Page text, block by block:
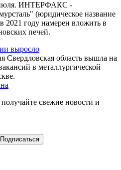
июля. ИНТЕРФАКС -
(юридическое название
году намерен вложить в
печей.
выросло
Свердловская область вышла на
в металлургической
свежие новости и